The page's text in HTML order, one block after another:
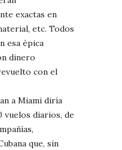
exactas en
etc. Todos
esa épica
dinero
con el
a Miami diría
vuelos diarios, de
que, sin